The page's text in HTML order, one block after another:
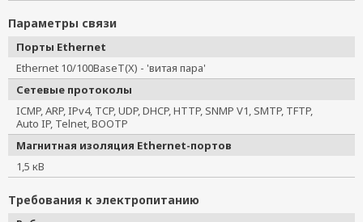
Параметры связи
Порты Ethernet
Ethernet 10/100BaseT(X) - 'витая пара'
Сетевые протоколы
ICMP, ARP, IPv4, TCP, UDP, DHCP, HTTP, SNMP V1, SMTP, TFTP,
Auto IP, Telnet, BOOTP
Магнитная изоляция Ethernet-портов
1,5 кВ
Требования к электропитанию